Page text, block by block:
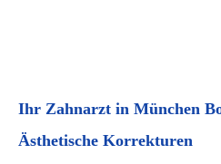
Ihr Zahnarzt in München
Ästhetische Korrekturen